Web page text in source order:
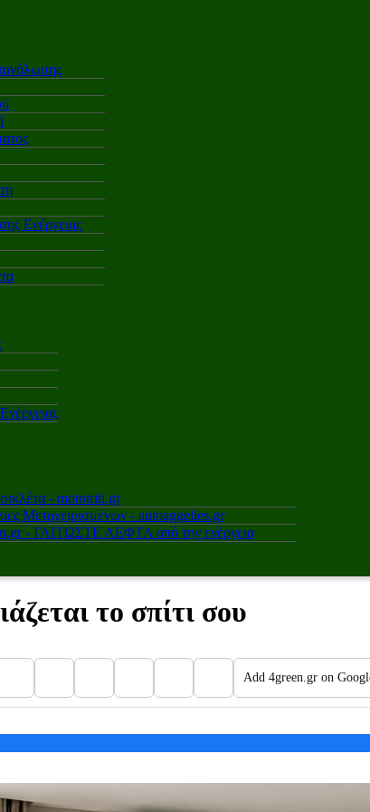
Ενέργειας
- mototriti.gr
Μεταχειρισμένων - autoaggelies.gr
- ΓΛΙΤΩΣΤΕ ΛΕΦΤΑ από την ενέργεια
το σπίτι σου
Add 4green.gr on